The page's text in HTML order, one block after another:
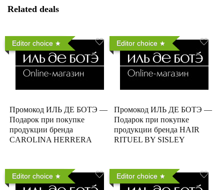
Related deals
Editor choice
Промокод ИЛЬ ДЕ БОТЭ —
Подарок при покупке
продукции бренда
CAROLINA HERRERA
Editor choice
Промокод ИЛЬ ДЕ БОТЭ —
Подарок при покупке
продукции бренда HAIR
RITUEL BY SISLEY
Editor choice Editor choice